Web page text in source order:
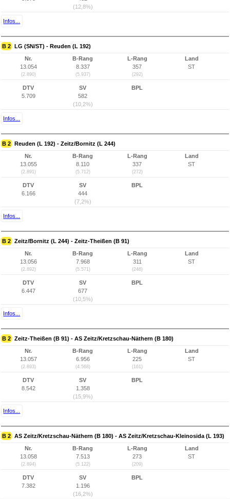
(12,8%)
Infos...
B 2 LG (SN/ST) - Reuden (L 192)
Nr.
13.054
(2.890)
B-Rang
8.337
(5.937)
L-Rang
357
(292)
Land
ST
DTV
5.709
SV
582
(10,2%)
BPL
Infos...
B 2 Reuden (L 192) - Zeitz/Bornitz (L 244)
Nr.
13.055
(2.891)
B-Rang
8.110
(5.712)
L-Rang
337
(272)
Land
ST
DTV
6.166
SV
444
(7,2%)
BPL
Infos...
B 2 Zeitz/Bornitz (L 244) - Zeitz-Theißen (B 91)
Nr.
13.056
(2.892)
B-Rang
7.968
(5.571)
L-Rang
311
(246)
Land
ST
DTV
6.447
SV
677
(10,5%)
BPL
Infos...
B 2 Zeitz-Theißen (B 91) - AS Zeitz/Kretzschau-Näthern (B 180)
Nr.
13.057
(2.893)
B-Rang
6.956
(4.568)
L-Rang
225
(161)
Land
ST
DTV
8.542
SV
1.358
(15,9%)
BPL
Infos...
B 2 AS Zeitz/Kretzschau-Näthern (B 180) - AS Zeitz/Kretzschau-Kleinosida (L 193)
Nr.
13.058
(2.894)
B-Rang
7.513
(5.122)
L-Rang
273
(209)
Land
ST
DTV
7.382
SV
1.196
(16,2%)
BPL